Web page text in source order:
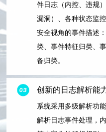
件日志（内控、违规
漏洞）、各种状态监
安全视角的事件描述
类、事件特征归类、
备归类。
创新的日志解析能
系统采用多级解析功
解析日志事件处理，